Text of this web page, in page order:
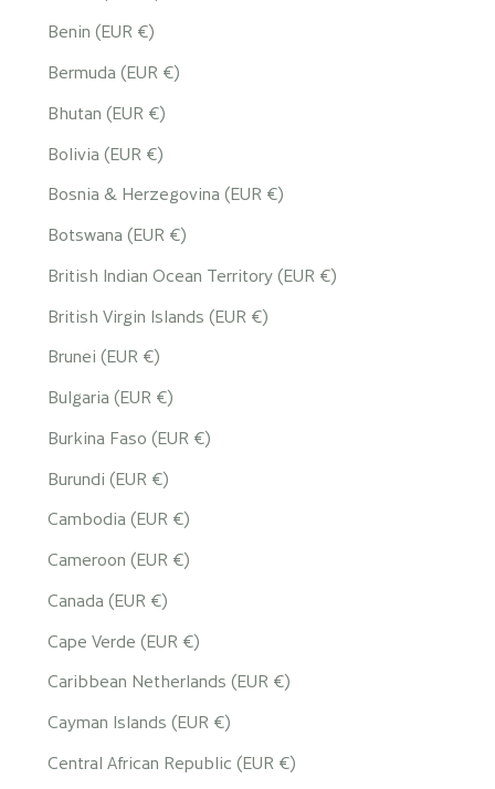
Benin (EUR €)
Bermuda (EUR €)
Bhutan (EUR €)
Bolivia (EUR €)
Bosnia & Herzegovina (EUR €)
Botswana (EUR €)
British Indian Ocean Territory (EUR €)
British Virgin Islands (EUR €)
Brunei (EUR €)
Bulgaria (EUR €)
Burkina Faso (EUR €)
Burundi (EUR €)
Cambodia (EUR €)
Cameroon (EUR €)
Canada (EUR €)
Cape Verde (EUR €)
Caribbean Netherlands (EUR €)
Cayman Islands (EUR €)
Central African Republic (EUR €)